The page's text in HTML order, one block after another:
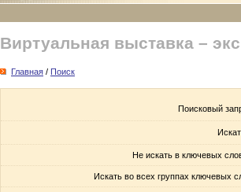
Виртуальная выставка –
Главная / Поиск
Поисковый
Не искать в ключевых
Искать во всех группах ключевых